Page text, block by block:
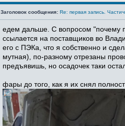
Заголовок сообщения: Re: первая запись.
едем дальше. С вопросом "почему
ссылается на поставщиков во
его с ПЭКа, что я собственно и
мутная), по-разному отрезаны
предъявишь, но осадочек таки
фары до того, как я их снял